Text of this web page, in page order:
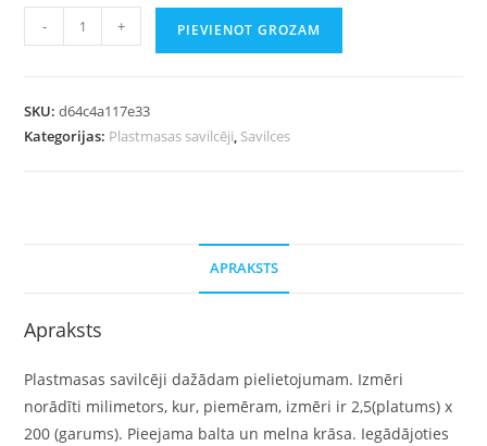
- + PIEVIENOT GROZAM
SKU:d64c4a117e33
Kategorijas: Plastmasas savilcēji, Savilces
APRAKSTS
Apraksts
Plastmasas savilcēji dažādam pielietojumam. Izmēri
norādīti milimetors, kur, piemēram, izmēri ir 2,5(platums) x
200 (garums). Pieejama balta un melna krāsa. Iegādājoties